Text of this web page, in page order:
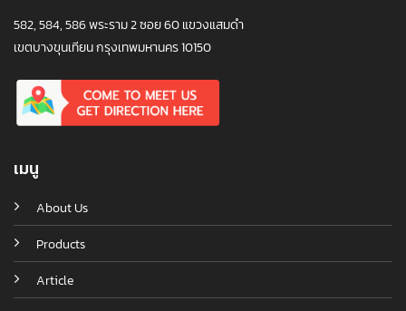
เมนู
About Us
Products
Article
582, 584, 586 พระราม 2 ซอย 60 แขวงแสมดำ
เขตบางขุนเทียน กรุงเทพมหานคร 10150